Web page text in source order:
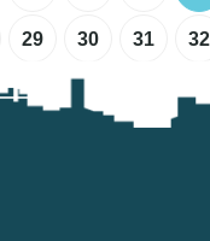
29 30 31 32